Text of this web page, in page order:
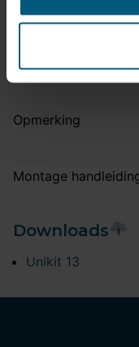
Laadleiding +15
Montagetijd
Opmerking
Montage
Downloads
Unikit 13